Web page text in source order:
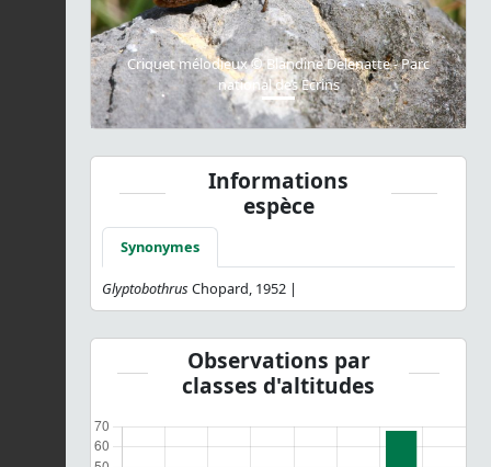
Criquet mélodieux © Blandine Delenatte - Parc
national des Ecrins
Informations
espèce
Synonymes
Glyptobothrus Chopard, 1952 |
Observations par
classes d'altitudes